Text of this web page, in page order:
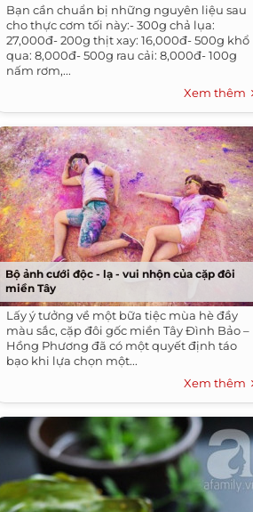
Bạn cần chuẩn bị những nguyên liệu sau
cho thực cơm tối này:- 300g chả lụa:
27,000đ- 200g thịt xay: 16,000đ- 500g khổ
qua: 8,000đ- 500g rau cải: 8,000đ- 100g
nấm rơm,...
Xem thêm
Bộ ảnh cưới độc - lạ - vui nhộn của cặp đôi
miền Tây
Lấy ý tưởng về một bữa tiệc mùa hè đầy
màu sắc, cặp đôi gốc miền Tây Đình Bảo –
Hồng Phương đã có một quyết định táo
bạo khi lựa chọn một...
Xem thêm